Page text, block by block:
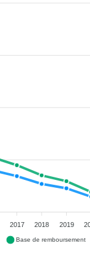
2017 2018 2019
Base de remboursement